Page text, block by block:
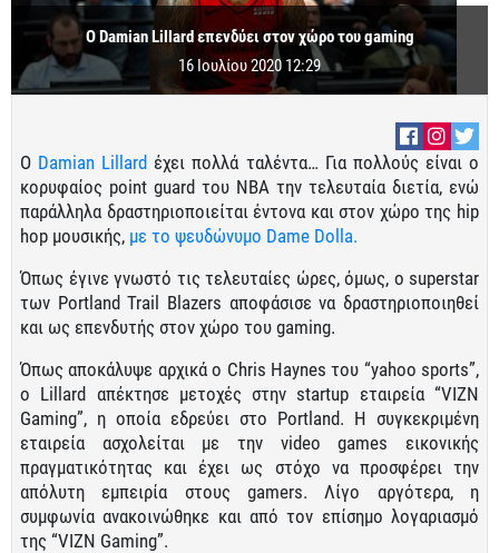
Ο Damian Lillard επενδύει στον χώρο του gaming
16 Ιουλίου 2020 12:29
Ο Damian Lillard έχει πολλά ταλέντα… Για πολλούς είναι ο
κορυφαίος point guard του ΝΒΑ την τελευταία διετία, ενώ
παράλληλα δραστηριοποιείται έντονα και στον χώρο της hip
hop μουσικής, με το ψευδώνυμο Dame Dolla.
Όπως έγινε γνωστό τις τελευταίες ώρες, όμως, ο superstar
των Portland Trail Blazers αποφάσισε να δραστηριοποιηθεί
και ως επενδυτής στον χώρο του gaming.
Όπως αποκάλυψε αρχικά ο Chris Haynes του “yahoo sports”,
o Lillard απέκτησε μετοχές στην startup εταιρεία “VIZN
Gaming”, η οποία εδρεύει στο Portland. H συγκεκριμένη
εταιρεία ασχολείται με την video games εικονικής
πραγματικότητας και έχει ως στόχο να προσφέρει την
απόλυτη εμπειρία στους gamers. Λίγο αργότερα, η
συμφωνία ανακοινώθηκε και από τον επίσημο λογαριασμό
της “VIZN Gaming”.